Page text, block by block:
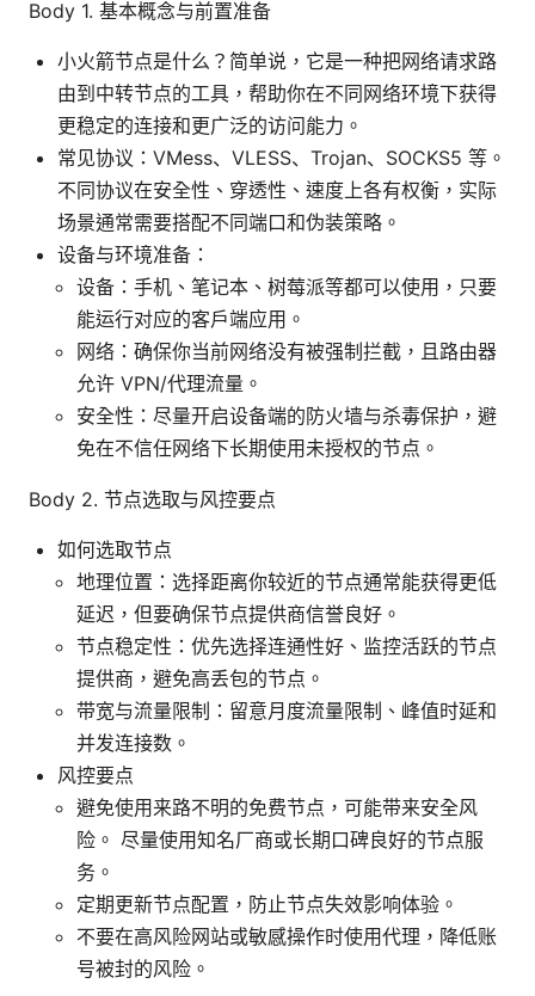
Body 1. 基本概念与前置准备
小火箭节点是什么？简单说，它是一种把网络请求路
由到中转节点的工具，帮助你在不同网络环境下获得
更稳定的连接和更广泛的访问能力。
常见协议：VMess、VLESS、Trojan、SOCKS5 等。
不同协议在安全性、穿透性、速度上各有权衡，实际
场景通常需要搭配不同端口和伪装策略。
设备与环境准备：
设备：手机、笔记本、树莓派等都可以使用，只要
能运行对应的客户端应用。
网络：确保你当前网络没有被强制拦截，且路由器
允许 VPN/代理流量。
安全性：尽量开启设备端的防火墙与杀毒保护，避
免在不信任网络下长期使用未授权的节点。
Body 2. 节点选取与风控要点
如何选取节点
地理位置：选择距离你较近的节点通常能获得更低
延迟，但要确保节点提供商信誉良好。
节点稳定性：优先选择连通性好、监控活跃的节点
提供商，避免高丢包的节点。
带宽与流量限制：留意月度流量限制、峰值时延和
并发连接数。
风控要点
避免使用来路不明的免费节点，可能带来安全风
险。 尽量使用知名厂商或长期口碑良好的节点服
务。
定期更新节点配置，防止节点失效影响体验。
不要在高风险网站或敏感操作时使用代理，降低账
号被封的风险。